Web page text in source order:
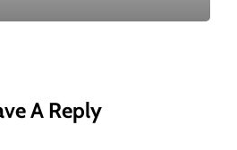
A Reply